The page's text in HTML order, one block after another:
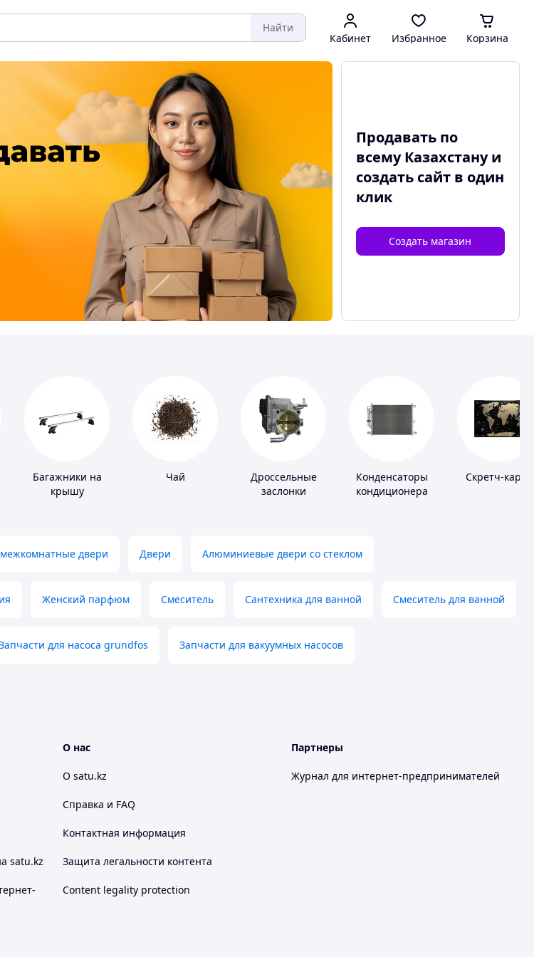
Найти
Кабинет Избранное Корзина
Продавать по
всему Казахстану и
создать сайтв один
клик
Создать магазин
Багажники на
крышу
Чай
Дроссельные
заслонки
Конденсаторы
кондиционера
Скретч-карты
двери Двери Алюминиевые двери со стеклом
Женский парфюм Смеситель Сантехника для ванной Смеситель для ванной
для насоса grundfos Запчасти для вакуумных насосов
satu.kz
О нас
О satu.kz
Справка и FAQ
Контактная информация
Защита легальности контента
Content legality protection
Партнеры
Журнал для интернет-предпринимателей